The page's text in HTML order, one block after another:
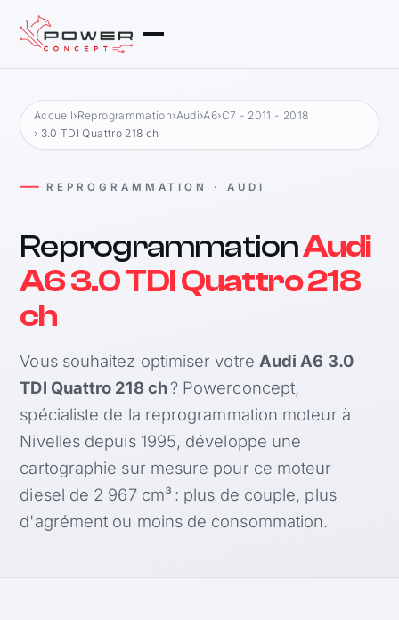
Accueil›Reprogrammation›Audi›A6›C7 - 2011 - 2018
› 3.0 TDI Quattro 218 ch
REPROGRAMMATION · AUDI
ReprogrammationAudi
A6 3.0 TDI Quattro 218
ch
Vous souhaitez optimiser votre Audi A6 3.0
TDI Quattro 218 ch? Powerconcept,
spécialiste de la reprogrammation moteur à
Nivelles depuis 1995, développe une
cartographie sur mesure pour ce moteur
diesel de 2 967 cm³ : plus de couple, plus
d'agrément ou moins de consommation.